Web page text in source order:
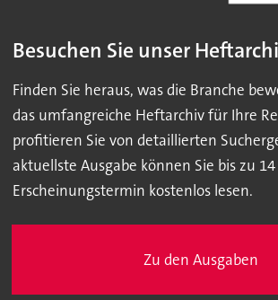
Besuchen Sie unser
Finden Sie heraus, was die Branche
das umfangreiche Heftarchiv für Ihre
profitieren Sie von detaillierten
aktuellste Ausgabe können Sie bis zu 14
Erscheinungstermin kostenlos lesen.
Zu den Ausgaben